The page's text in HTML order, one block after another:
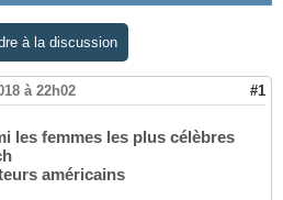
à la discussion
à 22h02 #1
les femmes les plus célèbres
américains